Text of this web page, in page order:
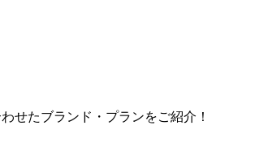
せたブランド・プランをご紹介！